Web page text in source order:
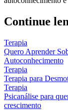
Continue
Terapia
Quero Aprender
Autoconhecimento
Terapia
Terapia para
Terapia
Psicanálise para
crescimento